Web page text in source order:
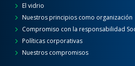
El vidrio
Nuestros principios como organización
Compromiso con la responsabilidad
Políticas corporativas
Nuestros compromisos